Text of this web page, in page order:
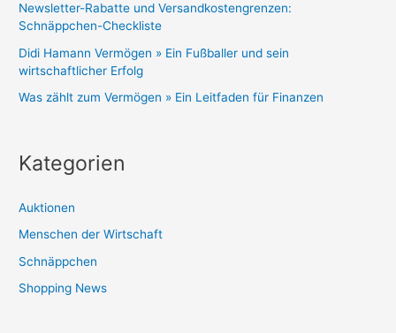
Newsletter-Rabatte und Versandkostengrenzen:
Schnäppchen-Checkliste
Didi Hamann Vermögen » Ein Fußballer und sein
wirtschaftlicher Erfolg
Was zählt zum Vermögen » Ein Leitfaden für Finanzen
Kategorien
Auktionen
Menschen der Wirtschaft
Schnäppchen
Shopping News